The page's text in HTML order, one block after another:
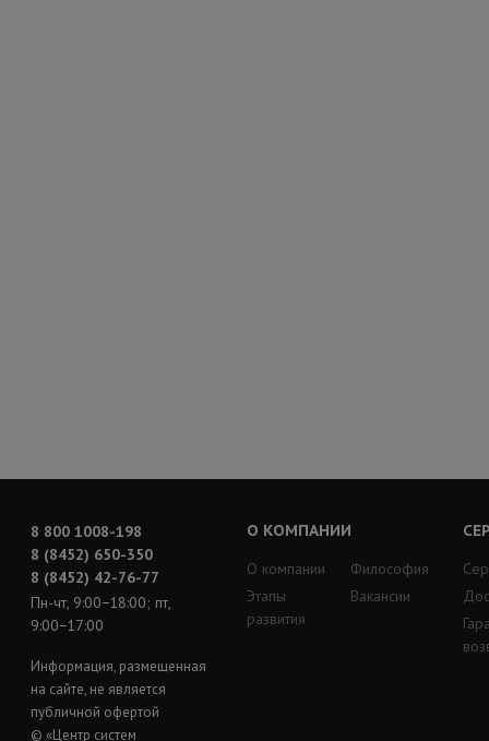
8 800 1008-198
8 (8452) 650-350
8 (8452) 42-76-77
Пн-чт, 9:00−18:00; пт,
9:00−17:00
Информация, размещенная
на сайте, не является
публичной офертой
© «Центр систем
О КОМПАНИИ
О компании
Этапы
развития
Философия
Вакансии